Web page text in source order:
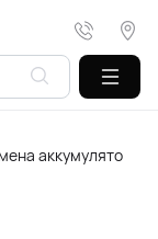
аккумулятора